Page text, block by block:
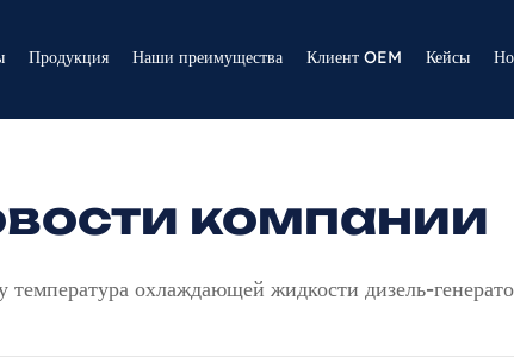
Продукция Наши преимущества Клиент OEM Кейсы
компании
температура охлаждающей жидкости дизель-